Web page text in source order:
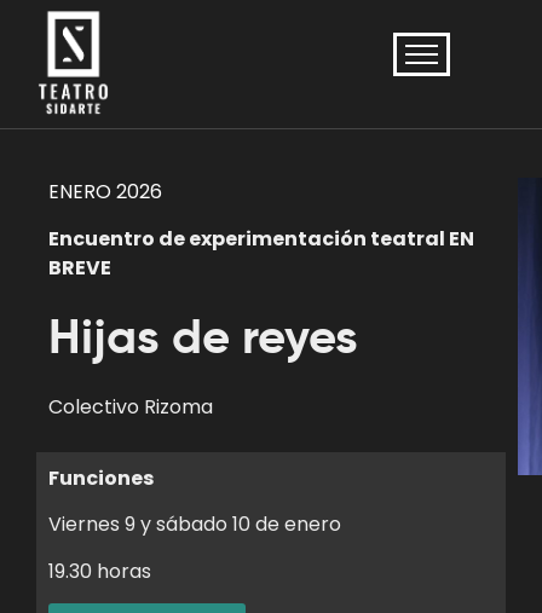
ENERO 2026
Encuentro de experimentación teatral EN
BREVE
Hijas de reyes
Colectivo Rizoma
Funciones
Viernes 9 y sábado 10 de enero
19.30 horas